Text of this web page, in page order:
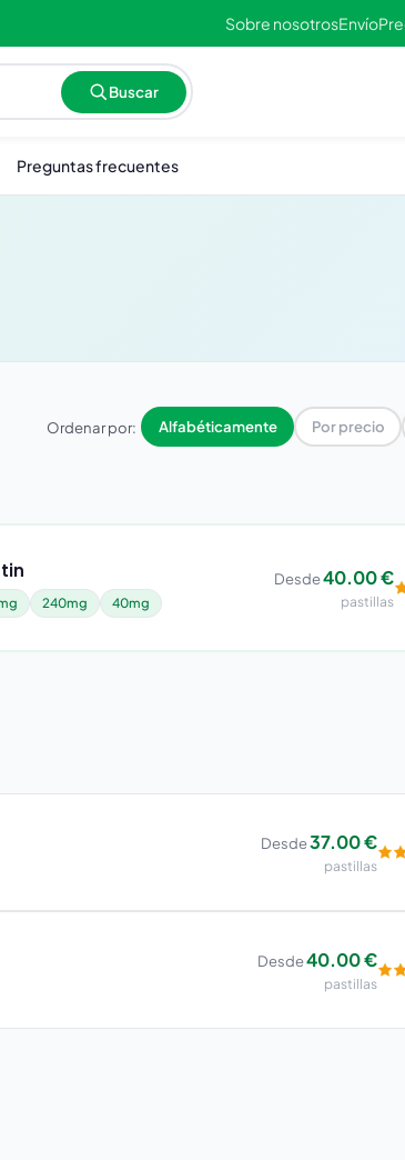
Sobre nosotrosEnvío
Buscar
Preguntas frecuentes
Ordenar por: Alfabéticamente Por precio
240mg 40mg
Desde40.00 €
pastillas
Desde37.00 €
pastillas
Desde40.00 €
pastillas